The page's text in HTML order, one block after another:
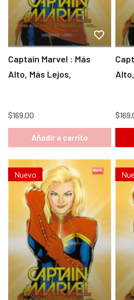
Captain Marvel : Más
Alto, Más Lejos,
$169.00
Añadir a carrito
Nuevo